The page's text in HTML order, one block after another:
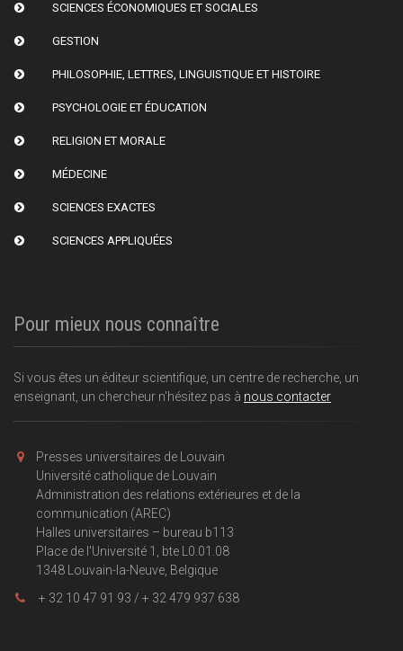
SCIENCES ÉCONOMIQUES ET SOCIALES
GESTION
PHILOSOPHIE, LETTRES, LINGUISTIQUE ET HISTOIRE
PSYCHOLOGIE ET ÉDUCATION
RELIGION ET MORALE
MÉDECINE
SCIENCES EXACTES
SCIENCES APPLIQUÉES
Pour mieux nous connaître
Si vous êtes un éditeur scientifique, un centre de recherche, un
enseignant, un chercheur n'hésitez pas à nous contacter
Presses universitaires de Louvain
Université catholique de Louvain
Administration des relations extérieures et de la
communication (AREC)
Halles universitaires – bureau b113
Place de l'Université 1, bte L0.01.08
1348 Louvain-la-Neuve, Belgique
+ 32 10 47 91 93 / + 32 479 937 638